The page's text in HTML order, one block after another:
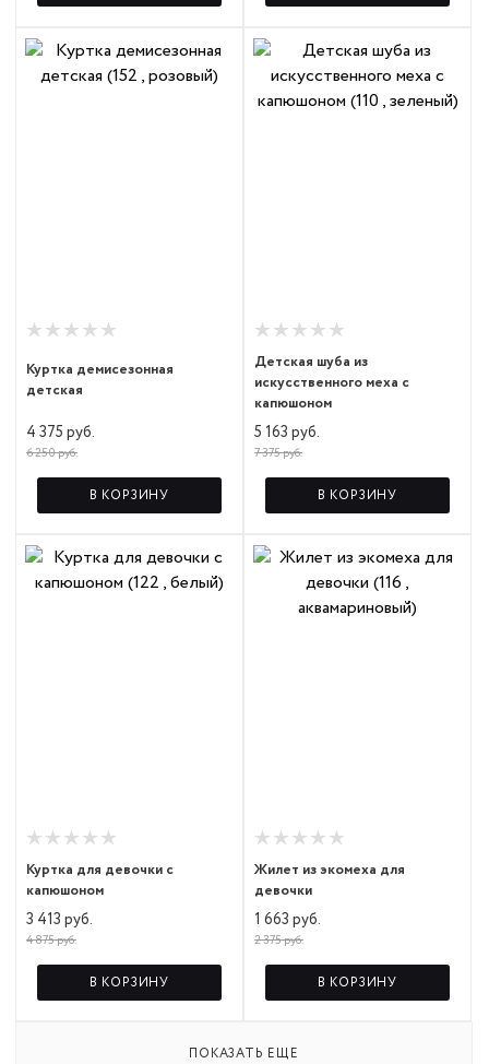
Куртка демисезонная
детская
4 375 руб.
6 250 руб.
В КОРЗИНУ
Детская шуба из
искусственного меха с
капюшоном
5 163 руб.
7 375 руб.
В КОРЗИНУ
Куртка для девочки с
капюшоном
3 413 руб.
4 875 руб.
В КОРЗИНУ
Жилет из экомеха для
девочки
1 663 руб.
2 375 руб.
В КОРЗИНУ
ПОКАЗАТЬ ЕЩЕ